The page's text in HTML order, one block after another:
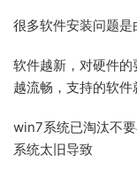
很多软件安装问题
软件越新，对硬件
越流畅，支持的软件
win7系统已淘汰不
系统太旧导致